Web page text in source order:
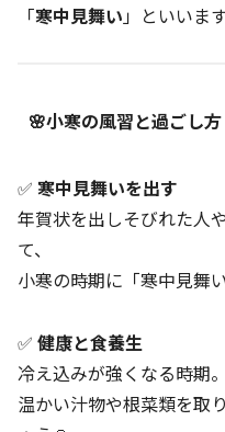
「寒中見舞い」といいま
🌸小寒の風習と過ごし方
✅ 寒中見舞いを出す
年賀状を出しそびれた人
て、
小寒の時期に「寒中見舞
✅ 健康と食養生
冷え込みが強くなる時期。
温かい汁物や根菜類を取